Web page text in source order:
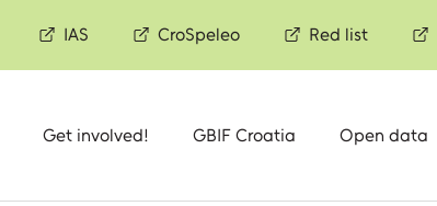
IAS CroSpeleo Red list
Get involved! GBIF Croatia Open data